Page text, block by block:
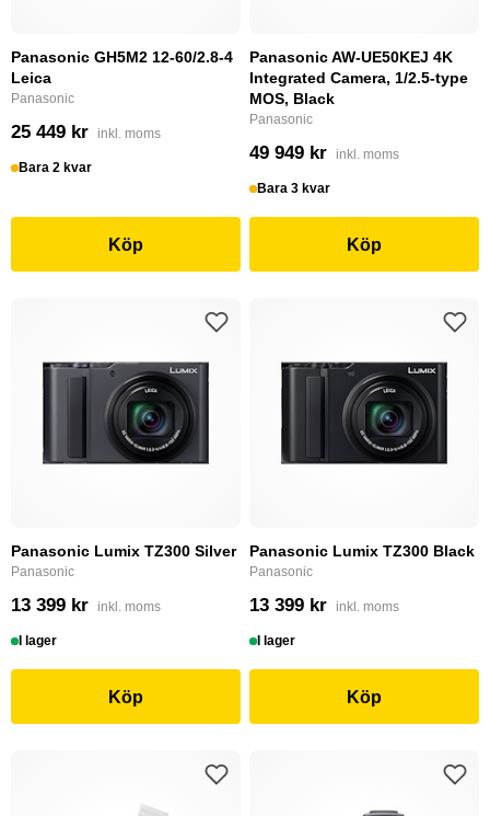
Panasonic GH5M2 12-60/2.8-4
Leica
Panasonic
25 449 kr inkl. moms
Bara 2 kvar
Köp
Panasonic AW-UE50KEJ 4K
Integrated Camera, 1/2.5-type
MOS, Black
Panasonic
49 949 kr inkl. moms
Bara 3 kvar
Köp
Panasonic Lumix TZ300 Silver
Panasonic
13 399 kr inkl. moms
I lager
Köp
Panasonic Lumix TZ300 Black
Panasonic
13 399 kr inkl. moms
I lager
Köp